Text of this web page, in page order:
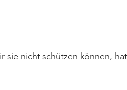
sie nicht schützen können, hat